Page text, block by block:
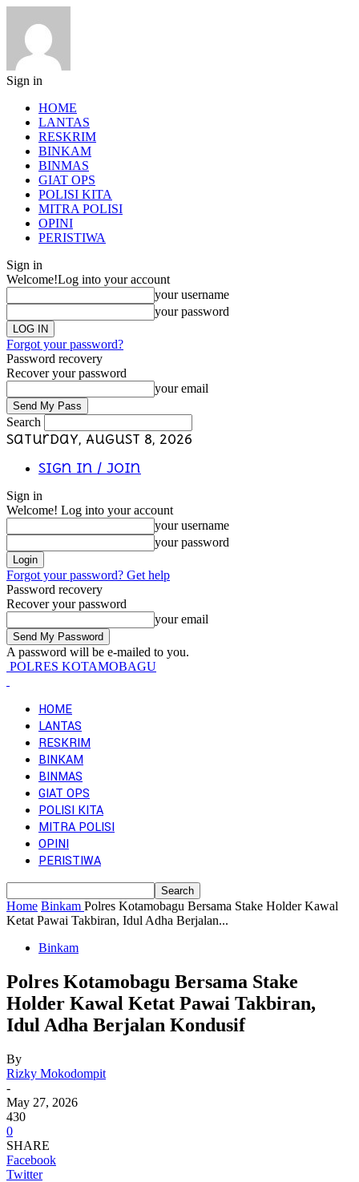
Sign in
HOME
LANTAS
RESKRIM
BINKAM
BINMAS
GIAT OPS
POLISI KITA
MITRA POLISI
OPINI
PERISTIWA
Sign in
Welcome!Log into your account
your username
your password
Forgot your password?
Password recovery
Recover your password
your email
Search
Saturday, August 8, 2026
Sign in / Join
Sign in
Welcome! Log into your account
your username
your password
Forgot your password? Get help
Password recovery
Recover your password
your email
A password will be e-mailed to you.
POLRES KOTAMOBAGU
HOME
LANTAS
RESKRIM
BINKAM
BINMAS
GIAT OPS
POLISI KITA
MITRA POLISI
OPINI
PERISTIWA
Home Binkam Polres Kotamobagu Bersama Stake Holder Kawal
Ketat Pawai Takbiran, Idul Adha Berjalan...
Binkam
Polres Kotamobagu Bersama Stake
Holder Kawal Ketat Pawai Takbiran,
Idul Adha Berjalan Kondusif
By
Rizky Mokodompit
-
May 27, 2026
430
0
SHARE
Facebook
Twitter